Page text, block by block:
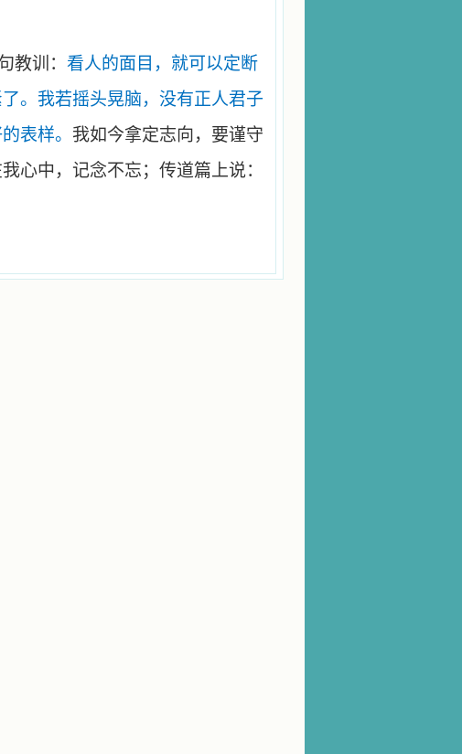
教训： 看人的面目，就可以定断
。我若摇头晃脑，没有正人君子
表样。 我如今拿定志向，要谨守
心中，记念不忘；传道篇上说：